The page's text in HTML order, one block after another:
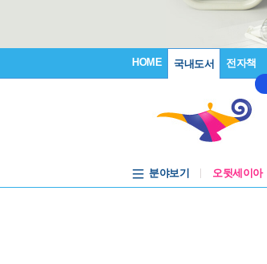
HOME 국내도서 전자책
분야보기 오뒷세이아